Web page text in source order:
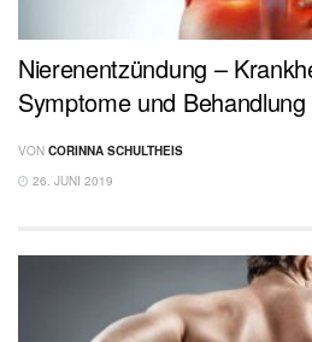
Nierenentzündung –
Symptome und Behandlung
VON CORINNA SCHULTHEIS
26. JUNI 2019